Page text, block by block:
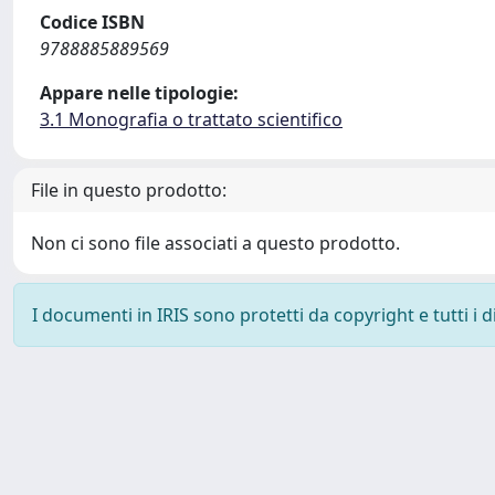
Codice ISBN
9788885889569
Appare nelle tipologie:
3.1 Monografia o trattato scientifico
File in questo prodotto:
Non ci sono file associati a questo prodotto.
I documenti in IRIS sono protetti da copyright e tutti i